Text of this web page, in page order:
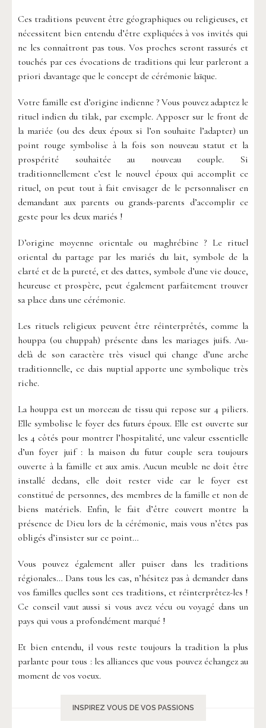
Ces traditions peuvent être géographiques ou religieuses, et
nécessitent bien entendu d’être expliquées à vos invités qui
ne les connaîtront pas tous. Vos proches seront rassurés et
touchés par ces évocations de traditions qui leur parleront a
priori davantage que le concept de cérémonie laïque.
Votre famille est d’origine indienne ? Vous pouvez adaptez le
rituel indien du tilak, par exemple. Apposer sur le front de
la mariée (ou des deux époux si l’on souhaite l’adapter) un
point rouge symbolise à la fois son nouveau statut et la
prospérité souhaitée au nouveau couple. Si
traditionnellement c’est le nouvel époux qui accomplit ce
rituel, on peut tout à fait envisager de le personnaliser en
demandant aux parents ou grands-parents d’accomplir ce
geste pour les deux mariés !
D’origine moyenne orientale ou maghrébine ? Le rituel
oriental du partage par les mariés du lait, symbole de la
clarté et de la pureté, et des dattes, symbole d’une vie douce,
heureuse et prospère, peut également parfaitement trouver
sa place dans une cérémonie.
Les rituels religieux peuvent être réinterprêtés, comme la
houppa (ou chuppah) présente dans les mariages juifs. Au-
delà de son caractère très visuel qui change d’une arche
traditionnelle, ce dais nuptial apporte une symbolique très
riche.
La houppa est un morceau de tissu qui repose sur 4 piliers.
Elle symbolise le foyer des futurs époux. Elle est ouverte sur
les 4 côtés pour montrer l’hospitalité, une valeur essentielle
d’un foyer juif : la maison du futur couple sera toujours
ouverte à la famille et aux amis. Aucun meuble ne doit être
installé dedans, elle doit rester vide car le foyer est
constitué de personnes, des membres de la famille et non de
biens matériels. Enfin, le fait d’être couvert montre la
présence de Dieu lors de la cérémonie, mais vous n’êtes pas
obligés d’insister sur ce point…
Vous pouvez également aller puiser dans les traditions
régionales… Dans tous les cas, n’hésitez pas à demander dans
vos familles quelles sont ces traditions, et réinterprêtez-les !
Ce conseil vaut aussi si vous avez vécu ou voyagé dans un
pays qui vous a profondément marqué !
Et bien entendu, il vous reste toujours la tradition la plus
parlante pour tous : les alliances que vous pouvez échangez au
moment de vos voeux.
INSPIREZ VOUS DE VOS PASSIONS